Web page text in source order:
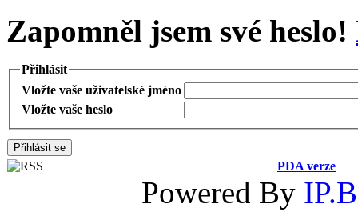
Zapomněl jsem své heslo!
Přihlásit
Vložte vaše uživatelské jméno
Vložte vaše heslo
PDA verze
Powered By